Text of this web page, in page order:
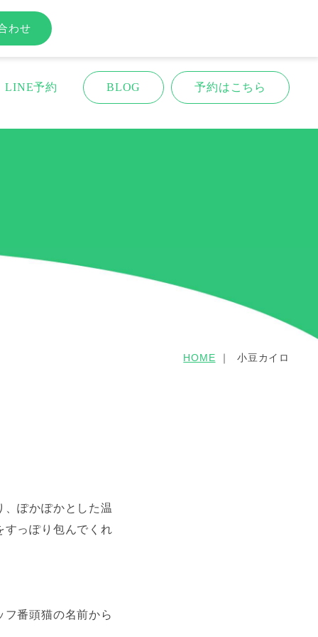
わせ
LINE予約 BLOG 予約はこちら
HOME 小豆カイロ
ぽかぽかとした温
すっぽり包んでくれ
番頭猫の名前から